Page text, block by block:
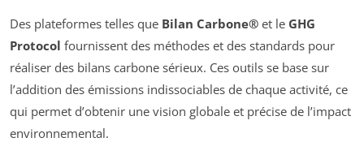
Des plateformes telles que Bilan Carbone® et le GHG
Protocol fournissent des méthodes et des standards pour
réaliser des bilans carbone sérieux. Ces outils se base sur
l’addition des émissions indissociables de chaque activité, ce
qui permet d’obtenir une vision globale et précise de l’impact
environnemental.